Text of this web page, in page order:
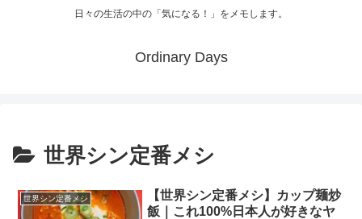
日々の生活の中の「気になる！」をメモします。
Ordinary Days
世界シン定番メシ
世界シン定番メシ
【世界シン定番メシ】カップ麺炒
飯｜これ100%日本人が好きなヤ